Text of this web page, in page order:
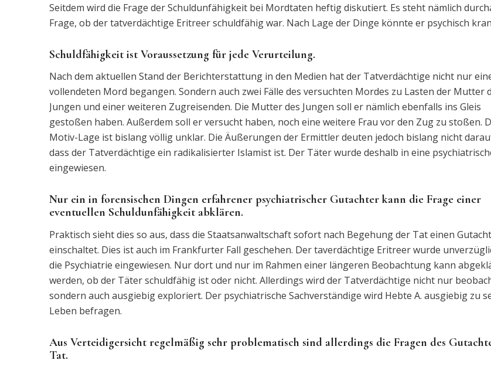
Seitdem wird die Frage der Schuldunfähigkeit bei Mordtaten heftig diskutiert. Es steht nämlich
Frage, ob der tatverdächtige Eritreer schuldfähig war. Nach Lage der Dinge könnte er psychisch
Schuldfähigkeit ist Voraussetzung für jede Verurteilung.
Nach dem aktuellen Stand der Berichterstattung in den Medien hat der Tatverdächtige nicht nur
vollendeten Mord begangen. Sondern auch zwei Fälle des versuchten Mordes zu Lasten der Mutter
Jungen und einer weiteren Zugreisenden. Die Mutter des Jungen soll er nämlich ebenfalls ins Gleis
gestoßen haben. Außerdem soll er versucht haben, noch eine weitere Frau vor den Zug zu stoßen.
Motiv-Lage ist bislang völlig unklar. Die Äußerungen der Ermittler deuten jedoch bislang nicht
dass der Tatverdächtige ein radikalisierter Islamist ist. Der Täter wurde deshalb in eine
eingewiesen.
Nur ein in forensischen Dingen erfahrener psychiatrischer Gutachter kann die Frage einer
eventuellen Schuldunfähigkeit abklären.
Praktisch sieht dies so aus, dass die Staatsanwaltschaft sofort nach Begehung der Tat einen
einschaltet. Dies ist auch im Frankfurter Fall geschehen. Der taverdächtige Eritreer wurde
die Psychiatrie eingewiesen. Nur dort und nur im Rahmen einer längeren Beobachtung kann
werden, ob der Täter schuldfähig ist oder nicht. Allerdings wird der Tatverdächtige nicht nur
sondern auch ausgiebig exploriert. Der psychiatrische Sachverständige wird Hebte A. ausgiebig zu
Leben befragen.
Aus Verteidigersicht regelmäßig sehr problematisch sind allerdings die Fragen des
Tat.